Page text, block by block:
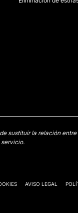
sustituir la relación
AVISO LEGAL